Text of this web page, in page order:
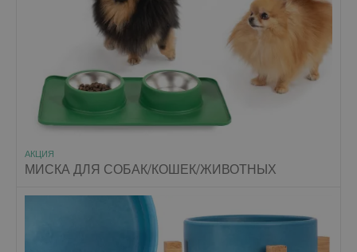
АКЦИЯ
МИСКА ДЛЯ СОБАК/КОШЕК/ЖИВОТНЫХ